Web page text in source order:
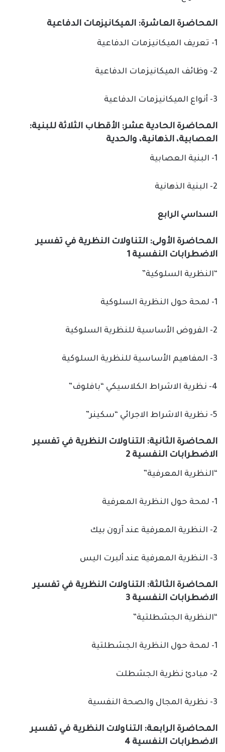
المحاضرة العاشرة: الميكانيزمات الدفاعية
1- تعريف الميكانيزمات الدفاعية
2- وظائف الميكانيزمات الدفاعية
3- أنواع الميكانيزمات الدفاعية
المحاضرة الحادية عشر: الأقطاب الثلاثة للبنية:
العصابية، الذهانية، والحدية
1- البنية العصابية
2- البنية الذهانية
السداسي الرابع
المحاضرة الأولى: التناولات النظرية في تفسير
الاضطرابات النفسية 1
“النظرية السلوكية”
1- لمحة حول النظرية السلوكية
2- الفروض الأساسية للنظرية السلوكية
3- المفاهيم الأساسية للنظرية السلوكية
4- نظرية الاشراط الكلاسيكي “بافلوف”
5- نظرية الاشراط الاجرائي “سكينر”
المحاضرة الثانية: التناولات النظرية في تفسير
الاضطرابات النفسية 2
“النظرية المعرفية”
1- لمحة حول النظرية المعرفية
2- النظرية المعرفية عند آرون بيك
3- النظرية المعرفية عند ألبرت اليس
المحاضرة الثالثة: التناولات النظرية في تفسير
الاضطرابات النفسية 3
“النظرية الجشطلتية”
1- لمحة حول النظرية الجشطلتية
2- مبادئ نظرية الجشطلت
3- نظرية المجال والصحة النفسية
المحاضرة الرابعة: التناولات النظرية في تفسير
الاضطرابات النفسية 4